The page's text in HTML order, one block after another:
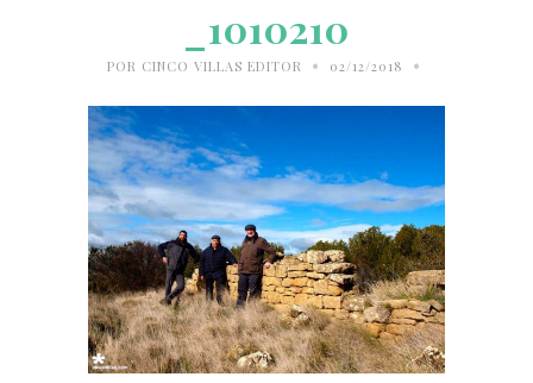
_1010210
POR CINCO VILLAS EDITOR • 02/12/2018 •